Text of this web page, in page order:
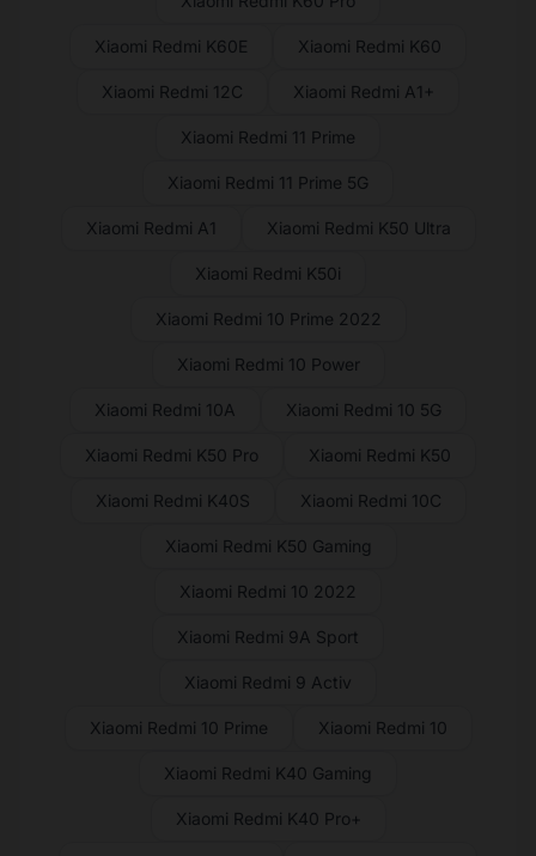
Xiaomi Redmi K60E Xiaomi Redmi K60
Xiaomi Redmi 12C Xiaomi Redmi A1+
Xiaomi Redmi 11 Prime
Xiaomi Redmi 11 Prime 5G
Xiaomi Redmi A1 Xiaomi Redmi K50 Ultra
Xiaomi Redmi K50i
Xiaomi Redmi 10 Prime 2022
Xiaomi Redmi 10 Power
Xiaomi Redmi 10A Xiaomi Redmi 10 5G
Xiaomi Redmi K50 Pro Xiaomi Redmi K50
Xiaomi Redmi K40S Xiaomi Redmi 10C
Xiaomi Redmi K50 Gaming
Xiaomi Redmi 10 2022
Xiaomi Redmi 9A Sport
Xiaomi Redmi 9 Activ
Xiaomi Redmi 10 Prime Xiaomi Redmi 10
Xiaomi Redmi K40 Gaming
Xiaomi Redmi K40 Pro+